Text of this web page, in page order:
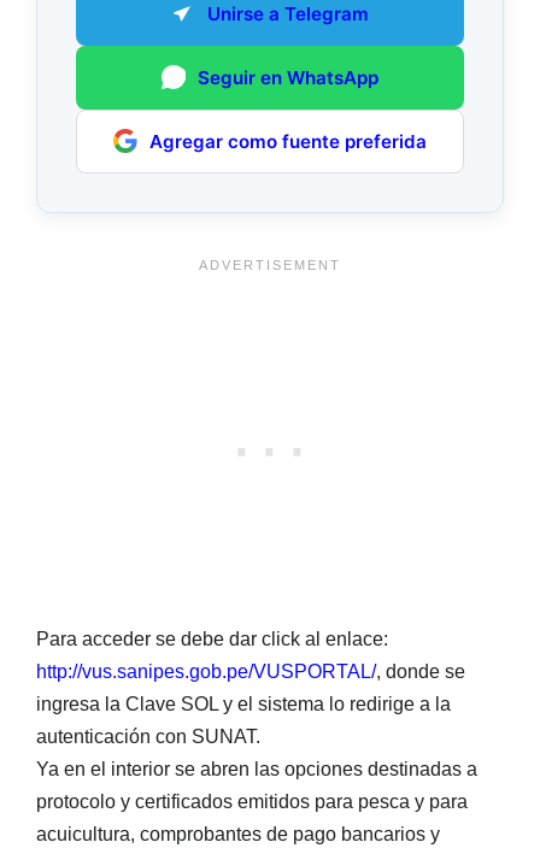
Unirse a Telegram
Seguir en WhatsApp
Agregar como fuente preferida
Para acceder se debe dar click al enlace:
http://vus.sanipes.gob.pe/VUSPORTAL/, donde se
ingresa la Clave SOL y el sistema lo redirige a la
autenticación con SUNAT.
Ya en el interior se abren las opciones destinadas a
protocolo y certificados emitidos para pesca y para
acuicultura, comprobantes de pago bancarios y